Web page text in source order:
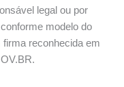
legal ou por
modelo do
firma reconhecida em